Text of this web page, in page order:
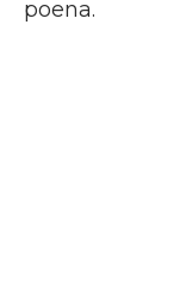
poena.